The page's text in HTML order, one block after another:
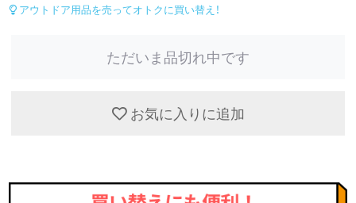
アウトドア用品を売ってオトクに買い替え！
ただいま品切れ中です
お気に入りに追加